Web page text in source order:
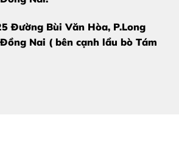
mượt mà:Dù kính vỡ nhưng thao tác
Đường Bùi Văn Hòa, P.Long
Nai ( bên cạnh lẩu bò Tám